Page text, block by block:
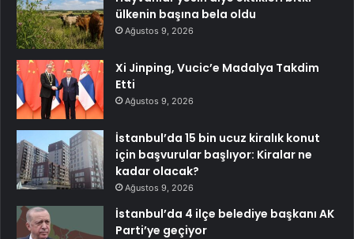
ülkenin başına bela oldu
Ağustos 9, 2026
Xi Jinping, Vucic’e Madalya Takdim
Etti
Ağustos 9, 2026
İstanbul’da 15 bin ucuz kiralık konut
için başvurular başlıyor: Kiralar ne
kadar olacak?
Ağustos 9, 2026
İstanbul’da 4 ilçe belediye başkanı AK
Parti’ye geçiyor